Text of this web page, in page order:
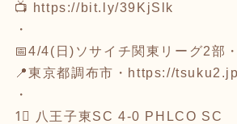
📺 https://bit.ly/39KjSlk
・
📅4/4(日)ソサイチ関東リーグ2部
📍東京都調布市・ https://
・
1⃣ 八王子東SC 4-0 PHLCO SC